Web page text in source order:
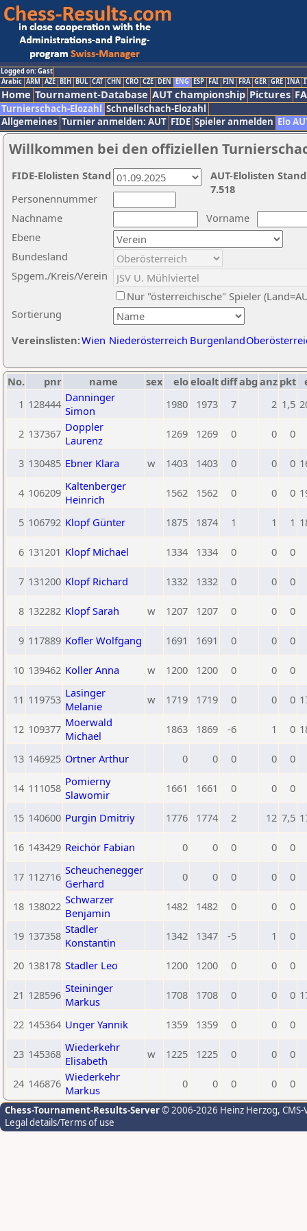
Logged on: Gast
Arabic ARM AZE BIH BUL CAT CHN CRO CZE DEN ENG ESP FAI FIN FRA GER GRE INA
Home Tournament-Database AUT championship Pictures
Turnierschach-Elozahl Schnellschach-Elozahl
Allgemeines Turnier anmelden: AUT FIDE Spieler anmelden Elo
Willkommen bei den offiziellen
Nachname
Vorname
Ebene
Sortierung
Personennummer
Bundesland
Spgem./Kreis/Verein
Nur "österreichische" Spieler
Vereinslisten:Wien Niederösterreich Burgenland
AUT-Elolisten
7.518
FIDE-Elolisten Stand
No. pnr name sex eloeloaltdiffabg anz pkt
1 128444 Danninger
Simon
1980 1973 7 2 1,5
2 137367 Doppler
Laurenz
1269 1269 0 0 0
3 130485 Ebner Klara w 1403 1403 0 0 0
4 106209 Kaltenberger
Heinrich
1562 1562 0 0 0
5 106792 Klopf Günter 1875 1874 1 1 1
6 131201 Klopf Michael 1334 1334 0 0 0
7 131200 Klopf Richard 1332 1332 0 0 0
8 132282 Klopf Sarah w 1207 1207 0 0 0
9 117889 Kofler Wolfgang 1691 1691 0 0 0
10 139462 Koller Anna w 1200 1200 0 0 0
11 119753 Lasinger
Melanie
w 1719 1719 0 0 0
12 109377 Moerwald
Michael
1863 1869 -6 1 0
13 146925 Ortner Arthur 0 0 0 0 0
14 111058 Pomierny
Slawomir
1661 1661 0 0 0
15 140600 Purgin Dmitriy 1776 1774 2 12 7,5
16 143429 Reichör Fabian 0 0 0 0 0
17 112716 Scheuchenegger
Gerhard
0 0 0 0 0
18 138022 Schwarzer
Benjamin
1482 1482 0 0 0
19 137358 Stadler
Konstantin
1342 1347 -5 1 0
20 138178 Stadler Leo 1200 1200 0 0 0
21 128596 Steininger
Markus
1708 1708 0 0 0
22 145364 Unger Yannik 1359 1359 0 0 0
23 145368 Wiederkehr
Elisabeth
w 1225 1225 0 0 0
24 146876 Wiederkehr
Markus
0 0 0 0 0
Chess-Tournament-Results-Server© 2006-2026 Heinz Herzog,
Legal details/Terms of use